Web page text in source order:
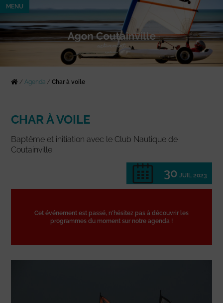
MENU
/Agenda /Char à voile
CHAR À VOILE
Baptême et initiation avec le Club Nautique de
Coutainville.
30 JUIL 2023
Cet événement est passé, n'hésitez pas à découvrir les
programmes du moment sur notre agenda !